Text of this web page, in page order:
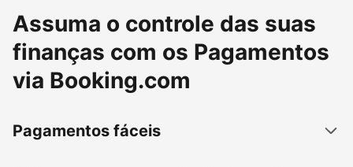
Assuma o controle das suas
finanças com os Pagamentos
via Booking.com
Pagamentos fáceis